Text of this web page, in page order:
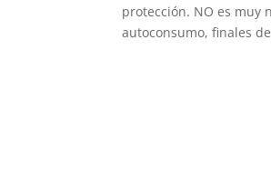
protección. NO es muy
autoconsumo, finales